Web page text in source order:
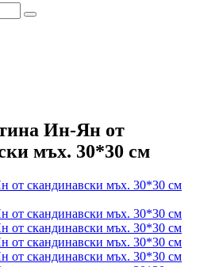
Ин-Ян от
мъх. 30*30 см